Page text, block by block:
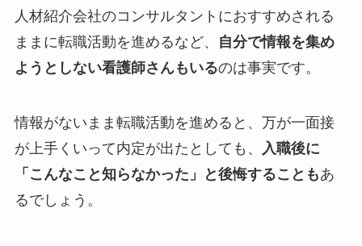
人材紹介会社のコンサルタントにおすすめされる
ままに転職活動を進めるなど、
自分で情報を集め
ようとしない看護師さんもいるのは事実です。
情報がないまま転職活動を進めると、万が一面接
が上手くいって内定が出たとしても、
入職後に
「こんなこと知らなかった」と後悔することもあ
るでしょう。